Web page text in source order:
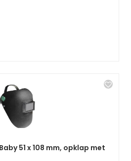
51 x 108 mm, opklap met